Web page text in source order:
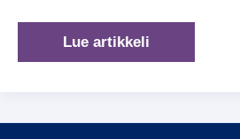
Maailmankaupan
kiemurat
Lue artikkeli